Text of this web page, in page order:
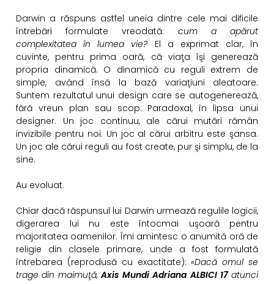
Darwin a răspuns astfel uneia dintre cele mai dificile
întrebări formulate vreodată: cum a apărut
complexitatea în lumea vie? El a exprimat clar, în
cuvinte, pentru prima oară, că viaţa îşi generează
propria dinamică. O dinamică cu reguli extrem de
simple, având însă la bază variaţiuni aleatoare.
Suntem rezultatul unui design care se autogenerează,
fără vreun plan sau scop. Paradoxal, în lipsa unui
designer. Un joc continuu, ale cărui mutări rămân
invizibile pentru noi. Un joc al cărui arbitru este şansa.
Un joc ale cărui reguli au fost create, pur şi simplu, de la
sine.
Au evoluat.
Chiar dacă răspunsul lui Darwin urmează regulile logicii,
digerarea lui nu este întocmai uşoară pentru
majoritatea oamenilor. Îmi amintesc o anumită oră de
religie din clasele primare, unde a fost formulată
întrebarea (reprodusă cu exactitate):«Dacă omul se
trage din maimuţă,Axis Mundi Adriana ALBICI 17atunci